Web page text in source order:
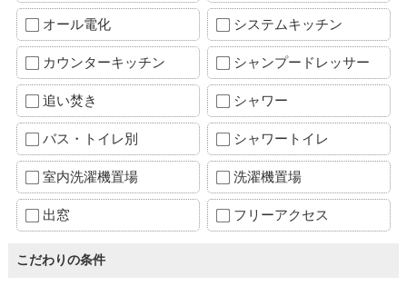
オール電化 システムキッチン
カウンターキッチン シャンプードレッサー
追い焚き シャワー
バス・トイレ別 シャワートイレ
室内洗濯機置場 洗濯機置場
出窓 フリーアクセス
こだわりの条件